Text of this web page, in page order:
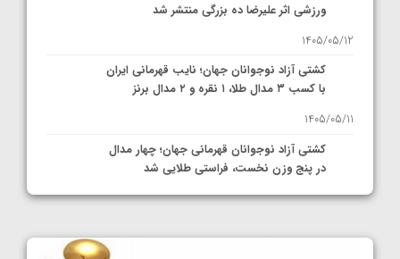
ورزشی اثر علیرضا ده بزرگی منتشر شد
1405/05/12
کشتی آزاد نوجوانان جهان؛ نایب قهرمانی ایران
با کسب ۳ مدال طلا، ۱ نقره و ۲ مدال برنز
1405/05/11
کشتی آزاد نوجوانان قهرمانی جهان؛ چهار مدال
در پنج وزن نخست، فراستی طلایی شد
1405/05/11